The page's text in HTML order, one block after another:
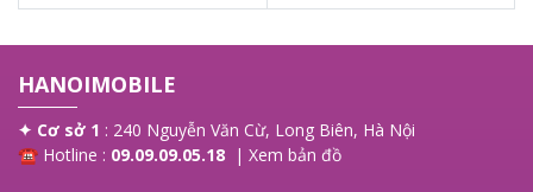
HANOIMOBILE
✦ Cơ sở 1 : 240 Nguyễn Văn Cừ, Long Biên, Hà Nội
☎ Hotline : 09.09.09.05.18 | Xem bản đồ